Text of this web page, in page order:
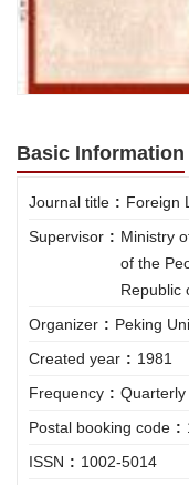
Basic Information
Journal title : Foreign
Supervisor : Ministry
of the
Republic
Organizer : Peking
Created year : 1981
Frequency : Quarterly
Postal booking code :
ISSN : 1002-5014